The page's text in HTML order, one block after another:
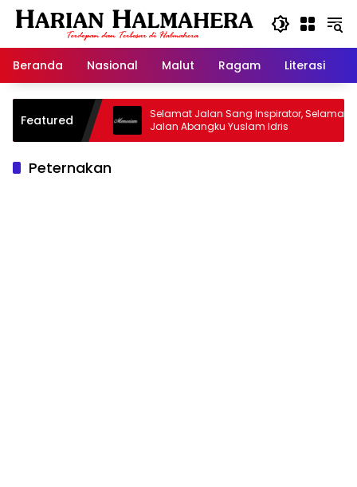
Langsung
Beranda
Nasional Malut Ragam Literasi
Featured
Warisan
Selamat Jalan Sang Inspirator, Selamat
Jalan Abangku Yuslam Idris
Peternakan